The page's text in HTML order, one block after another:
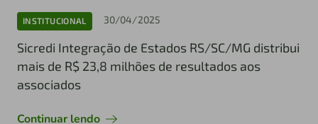
INSTITUCIONAL 30/04/2025
Sicredi Integração de Estados RS/SC/MG distribui
mais de R$ 23,8 milhões de resultados aos
associados
Continuar lendo